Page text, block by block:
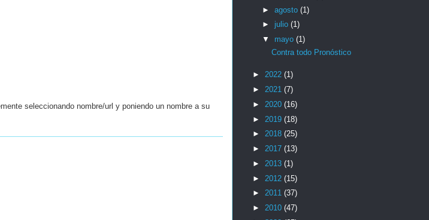
seleccionando nombre/url y poniendo un nombre a su
► agosto (1)
► julio (1)
▼ mayo (1)
Contra todo Pronóstico
► 2022 (1)
► 2021 (7)
► 2020 (16)
► 2019 (18)
► 2018 (25)
► 2017 (13)
► 2013 (1)
► 2012 (15)
► 2011 (37)
► 2010 (47)